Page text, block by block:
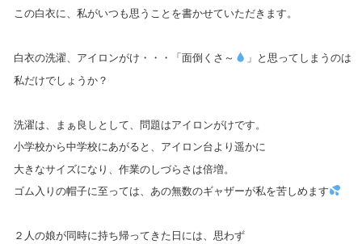
この白衣に、私がいつも思うことを書かせていただきます。
白衣の洗濯、アイロンがけ・・・「面倒くさ～
」と思ってしまうのは
私だけでしょうか？
洗濯は、まぁ良しとして、問題はアイロンがけです。
小学校から中学校にあがると、アイロン台より遥かに
大きなサイズになり、作業のしづらさは倍増。
ゴム入りの帽子に至っては、あの無数のギャザーが私を苦しめます
２人の娘が同時に持ち帰ってきた日には、思わず